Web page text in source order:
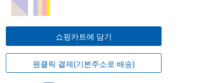
쇼핑카트에 담기
원클릭 결제(기본주소로 배송)